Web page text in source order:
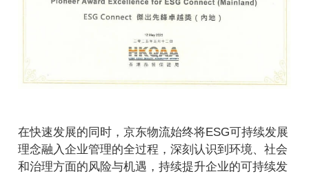
在快速发展的同时，京东物流始终将ESG可持续发展
理念融入企业管理的全过程，深刻认识到环境、社会
和治理方面的风险与机遇，持续提升企业的可持续发